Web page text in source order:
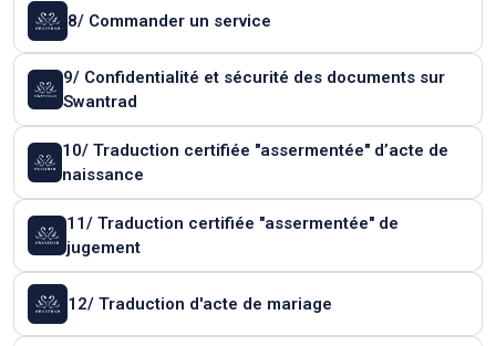
8/ Commander un service
9/ Confidentialité et sécurité des documents sur
Swantrad
10/ Traduction certifiée "assermentée" d’acte de
naissance
11/ Traduction certifiée "assermentée" de
jugement
12/ Traduction d'acte de mariage